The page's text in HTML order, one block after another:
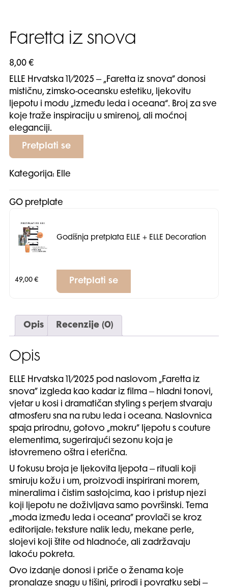
Faretta iz snova
8,00 €
ELLE Hrvatska 11/2025 – „Faretta iz snova” donosi
mističnu, zimsko-oceansku estetiku, ljekovitu
ljepotu i modu „između leda i oceana“. Broj za sve
koje traže inspiraciju u smirenoj, ali moćnoj
eleganciji.
Pretplati se
Kategorija: Elle
GO pretplate
Godišnja pretplata ELLE + ELLE Decoration
49,00 € Pretplati se
Opis Recenzije (0)
Opis
ELLE Hrvatska 11/2025 pod naslovom „Faretta iz
snova” izgleda kao kadar iz filma – hladni tonovi,
vjetar u kosi i dramatičan styling s perjem stvaraju
atmosferu sna na rubu leda i oceana. Naslovnica
spaja prirodnu, gotovo „mokru” ljepotu s couture
elementima, sugerirajući sezonu koja je
istovremeno oštra i eterična.
U fokusu broja je ljekovita ljepota – rituali koji
smiruju kožu i um, proizvodi inspirirani morem,
mineralima i čistim sastojcima, kao i pristup njezi
koji ljepotu ne doživljava samo površinski. Tema
„moda između leda i oceana” provlači se kroz
editorijale: teksture nalik ledu, mekane perle,
slojevi koji štite od hladnoće, ali zadržavaju
lakoću pokreta.
Ovo izdanje donosi i priče o ženama koje
pronalaze snagu u tišini, prirodi i povratku sebi –